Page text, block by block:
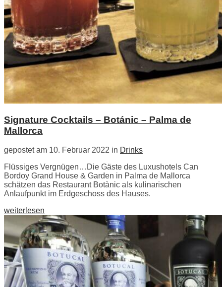
Signature Cocktails – Botánic – Palma de
Mallorca
gepostet am 10. Februar 2022 in Drinks
Flüssiges Vergnügen…Die Gäste des Luxushotels Can
Bordoy Grand House & Garden in Palma de Mallorca
schätzen das Restaurant Botànic als kulinarischen
Anlaufpunkt im Erdgeschoss des Hauses.
weiterlesen